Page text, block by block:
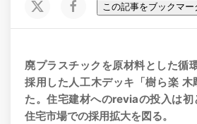
この記事をブックマー
廃プラスチックを原材料とした循
採用した人工木デッキ「樹ら楽 木
た。住宅建材へのreviaの投入は初
住宅市場での採用拡大を図る。